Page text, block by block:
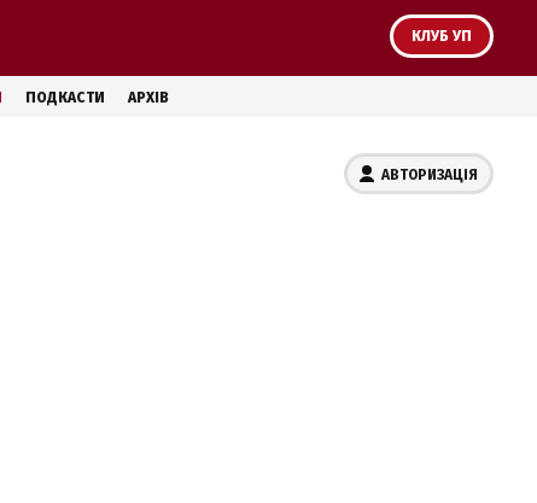
КЛУБ УП
ПОДКАСТИ АРХІВ
АВТОРИЗАЦІЯ